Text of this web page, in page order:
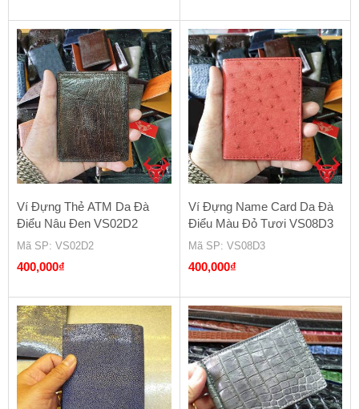
Ví Đựng Thẻ ATM Da Đà
Điểu Nâu Đen VS02D2
Mã SP: VS02D2
400,000₫
Ví Đựng Name Card Da Đà
Điểu Màu Đỏ Tươi VS08D3
Mã SP: VS08D3
400,000₫